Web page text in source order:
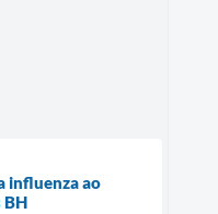
influenza ao
BH